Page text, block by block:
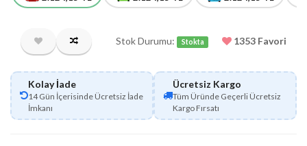
Stok Durumu: Stokta 1353 Favori
Kolay İade
14 Gün İçerisinde Ücretsiz İade
İmkanı
Ücretsiz Kargo
Tüm Üründe Geçerli Ücretsiz
Kargo Fırsatı